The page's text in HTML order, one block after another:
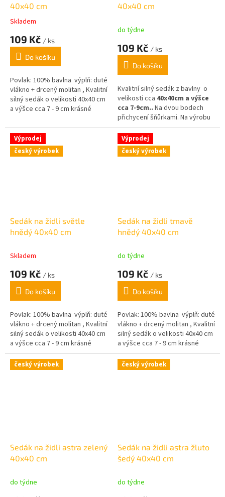
40x40 cm
Průměrné
produktu
5,0
5
hvězdiček.
Skladem
109 Kč / ks
Do košíku
Povlak: 100% bavlna výplň: duté
vlákno + drcený molitan , Kvalitní
silný sedák o velikosti 40x40 cm
a výšce cca 7 - 9 cm krásné
40x40 cm
do týdne
109 Kč / ks
Do košíku
Kvalitní silný sedák z bavlny o
velikosti cca 40x40cm a výšce
cca 7-9cm.. Na dvou bodech
přichycení šňůrkami. Na výrobu
tohoto sedáku je použita látka z
různorodého vzoru. Z metru
látky se střihají 3 takové
sedáky, je třeba brát v úvahu,
Výprodej
český výrobek
Sedák na židli světle
hnědý 40x40 cm
Skladem
109 Kč / ks
Do košíku
Povlak: 100% bavlna výplň: duté
vlákno + drcený molitan , Kvalitní
silný sedák o velikosti 40x40 cm
a výšce cca 7 - 9 cm krásné
pastelové barvy,
Výprodej
český výrobek
Sedák na židli tmavě
hnědý 40x40 cm
do týdne
109 Kč / ks
Do košíku
Povlak: 100% bavlna výplň: duté
vlákno + drcený molitan , Kvalitní
silný sedák o velikosti 40x40 cm
a výšce cca 7 - 9 cm krásné
pastelové barvy,
český výrobek
Sedák na židli astra zelený
40x40 cm
do týdne
český výrobek
Sedák na židli astra žluto
šedý 40x40 cm
do týdne